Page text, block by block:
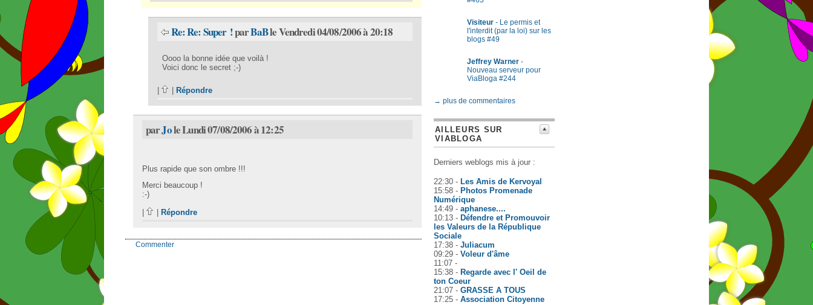
Re: Re: Super !parBaBle Vendredi 04/08/2006 à 20:18
Oooo la bonne idée que voilà !
Voici donc le secret ;-)
| Répondre
parJole Lundi 07/08/2006 à 12:25
Plus rapide que son ombre !!!
Merci beaucoup !
:-)
Répondre
Commenter
Visiteur - Le permis et
l'interdit (par la loi) sur les
blogs #49
Jeffrey Warner -
Nouveau serveur pour
ViaBloga #244
→ plus de commentaires
AILLEURS SUR
VIABLOGA
Derniers weblogs mis à jour :
22:30 - Les Amis de Kervoyal
15:58 - Photos Promenade
Numérique
14:49 - aphanese....
10:13 - Défendre et Promouvoir
les Valeurs de la République
Sociale
17:38 - Juliacum
09:29 - Voleur d'âme
11:07 -
15:38 - Regarde avec l' Oeil de
ton Coeur
21:07 - GRASSE A TOUS
17:25 - Association Citoyenne